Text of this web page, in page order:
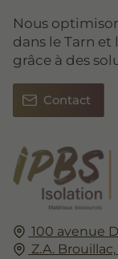
100 avenue
Z.A. Brouillac,
Nous
dans le Tarn
grâce à des
Contact